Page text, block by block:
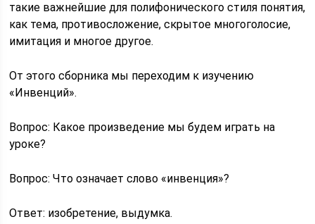
такие важнейшие для полифонического стиля понятия,
как тема, противосложение, скрытое многоголосие,
имитация и многое другое.
От этого сборника мы переходим к изучению
«Инвенций».
Вопрос: Какое произведение мы будем играть на
уроке?
Вопрос: Что означает слово «инвенция»?
Ответ: изобретение, выдумка.